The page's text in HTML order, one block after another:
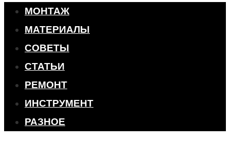
МОНТАЖ
МАТЕРИАЛЫ
СОВЕТЫ
СТАТЬИ
РЕМОНТ
ИНСТРУМЕНТ
РАЗНОЕ